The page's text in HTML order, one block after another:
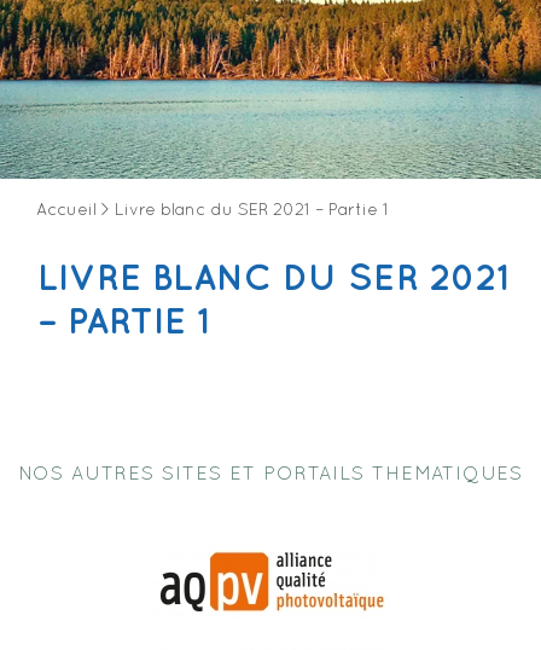
Accueil > Livre blanc du SER 2021 – Partie 1
LIVRE BLANC DU SER 2021
– PARTIE 1
NOS AUTRES SITES ET PORTAILS THEMATIQUES